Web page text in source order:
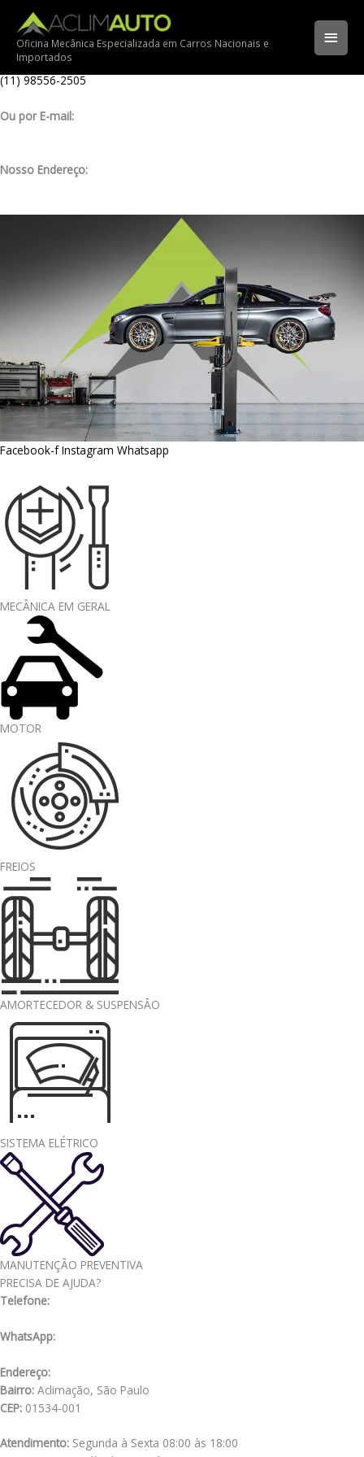
para
conteúdo
Oficina Mecânica Especializada em Carros Nacionais e
Importados
Ligue para nossa oficina:
(11) 3341-3969
Ligue pelo nosso WhatsApp:
(11) 98556-2505
Ou por E-mail:
Nosso Endereço:
Facebook-fInstagram Whatsapp
MECÂNICA EM GERAL
MOTOR
FREIOS
AMORTECEDOR & SUSPENSÃO
SISTEMA ELÉTRICO
MANUTENÇÃO PREVENTIVA
PRECISA DE AJUDA?
Telefone:
WhatsApp:
Endereço:
Bairro: Aclimação, São Paulo
CEP: 01534-001
Atendimento: Segunda à Sexta 08:00 às 18:00